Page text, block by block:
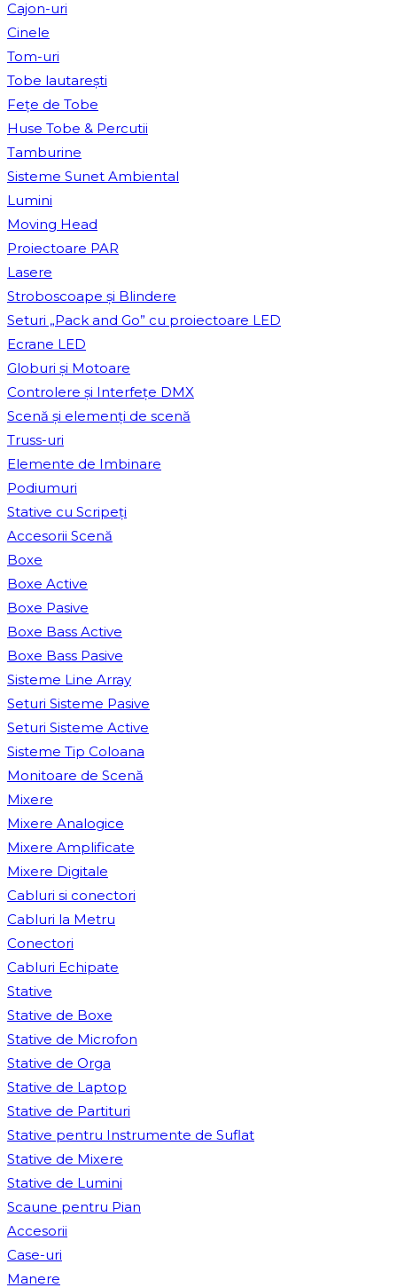
Cajon-uri
Cinele
Tom-uri
Tobe lautareşti
Fețe de Tobe
Huse Tobe & Percutii
Tamburine
Sisteme Sunet Ambiental
Lumini
Moving Head
Proiectoare PAR
Lasere
Stroboscoape și Blindere
Seturi „Pack and Go” cu proiectoare LED
Ecrane LED
Globuri și Motoare
Controlere și Interfețe DMX
Scenă și elemenți de scenă
Truss-uri
Elemente de Imbinare
Podiumuri
Stative cu Scripeți
Accesorii Scenă
Boxe
Boxe Active
Boxe Pasive
Boxe Bass Active
Boxe Bass Pasive
Sisteme Line Array
Seturi Sisteme Pasive
Seturi Sisteme Active
Sisteme Tip Coloana
Monitoare de Scenă
Mixere
Mixere Analogice
Mixere Amplificate
Mixere Digitale
Cabluri si conectori
Cabluri la Metru
Conectori
Cabluri Echipate
Stative
Stative de Boxe
Stative de Microfon
Stative de Orga
Stative de Laptop
Stative de Partituri
Stative pentru Instrumente de Suflat
Stative de Mixere
Stative de Lumini
Scaune pentru Pian
Accesorii
Case-uri
Manere